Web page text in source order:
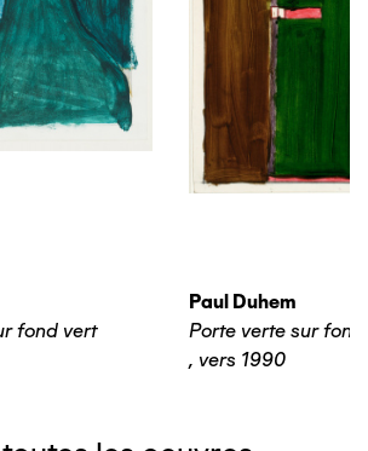
fond vert
Paul Duhem
Porte verte sur
, vers 1990